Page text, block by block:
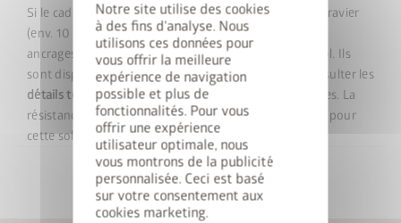
Notre site utilise des cookies
à des fins d'analyse. Nous
utilisons ces données pour
vous offrir la meilleure
expérience de navigation
possible et plus de
fonctionnalités. Pour vous
offrir une expérience
utilisateur optimale, nous
vous montrons de la publicité
personnalisée. Ceci est basé
sur votre consentement aux
cookies marketing.
Si le cadre de sol est posé directement dans un lit de gravier
(env. 10 cm de graviers, sans fondations ni dalles), des
ancrages sont nécessaires pour une fixation dans le sol. Ils
sont disponibles en tant qu’accessoires – Veuillez consulter les
détails techniquespour connaître le nombre d’ancrages. La
résistance aux tempêtes doit être assurée par le client pour
cette solution de fondation.